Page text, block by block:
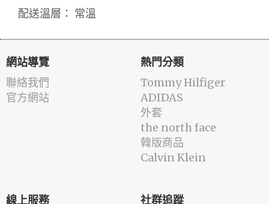
配送溫層： 常溫
網站導覽
聯絡我們
官方網站
熱門分類
Tommy Hilfiger
ADIDAS
外套
the north face
韓版商品
Calvin Klein
線上服務 社群追蹤